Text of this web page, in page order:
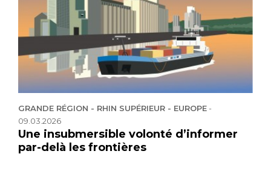
GRANDE RÉGION - RHIN SUPÉRIEUR - EUROPE-
09.03.2026
Une insubmersible volonté d’informer
par-delà les frontières